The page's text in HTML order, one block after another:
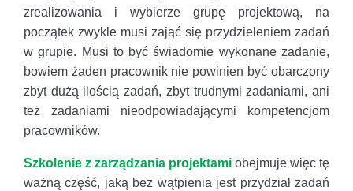
zrealizowania i wybierze grupę projektową, na
początek zwykle musi zająć się przydzieleniem zadań
w grupie. Musi to być świadomie wykonane zadanie,
bowiem żaden pracownik nie powinien być obarczony
zbyt dużą ilością zadań, zbyt trudnymi zadaniami, ani
też zadaniami nieodpowiadającymi kompetencjom
pracowników.
Szkolenie z zarządzania projektami obejmuje więc tę
ważną część, jaką bez wątpienia jest przydział zadań